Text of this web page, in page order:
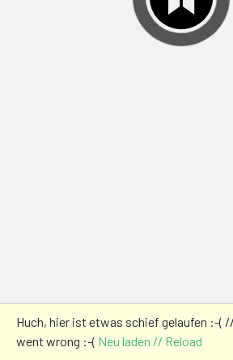
Huch, hier ist etwas schief gelaufen :-(
went wrong :-( Neu laden // Reload